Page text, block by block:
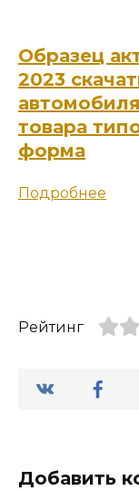
Образец
2023
товара
форма
Подробнее
Рейтинг
Добавить